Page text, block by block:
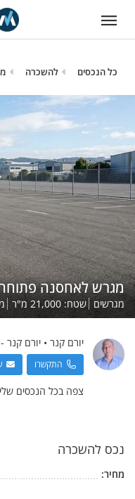
כל הנכסים להשכרה
מגרש לאחסנה
מגרשים שטח:21,000מ"ר
יורם קנר • יורם קנר
התקשרו
צפה בכל הנכסים שלי
נכס להשכרה
מחיר: